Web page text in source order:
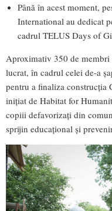
Până în acest moment,
International au dedicat
cadrul TELUS Days of
Aproximativ 350 de membri
lucrat, în cadrul celei de-a
pentru a finaliza construcția
inițiat de Habitat for
copiii defavorizați din
sprijin educațional şi